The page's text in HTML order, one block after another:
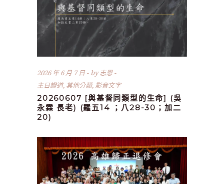
2026 年 6 月 7 日 by志恩
主日證道, 其他分類, 影音文字
20260607 [與基督同類型的生命] (吳
永霖 長老) (羅五14 ；八28-30；加二
20)